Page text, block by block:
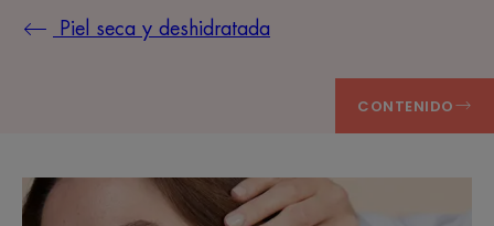
Piel seca y deshidratada
CONTENIDO